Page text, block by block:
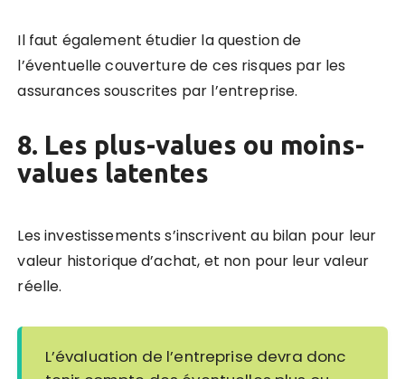
Il faut également étudier la question de
l’éventuelle couverture de ces risques par les
assurances souscrites par l’entreprise.
8. Les plus-values ou moins-
values latentes
Les investissements s’inscrivent au bilan pour leur
valeur historique d’achat, et non pour leur valeur
réelle.
L’évaluation de l’entreprise devra donc